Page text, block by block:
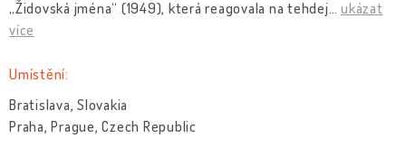
„Židovská jména“ (1949), která reagovala na tehdej… ukázat
více
Umístění:
Bratislava, Slovakia
Praha, Prague, Czech Republic